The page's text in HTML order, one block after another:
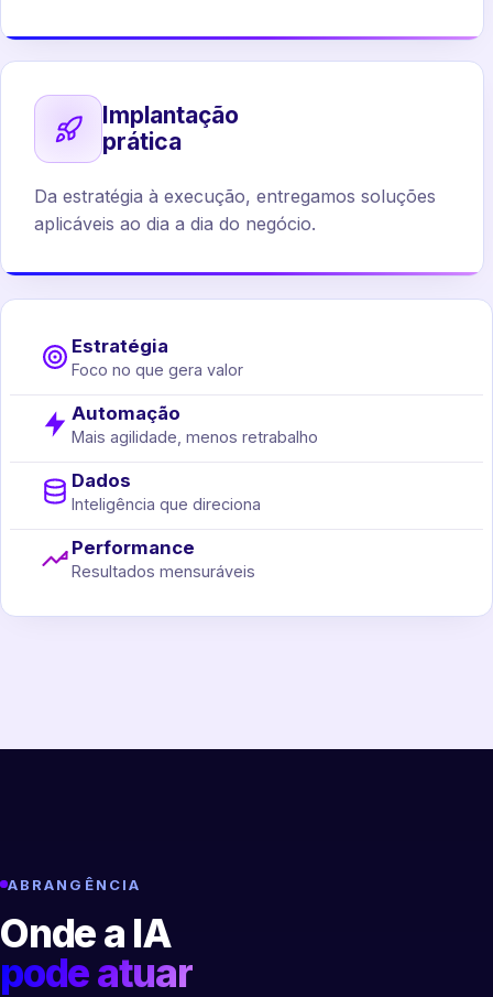
Implantação
prática
Da estratégia à execução, entregamos soluções
aplicáveis ao dia a dia do negócio.
Estratégia
Foco no que gera valor
Automação
Mais agilidade, menos retrabalho
Dados
Inteligência que direciona
Performance
Resultados mensuráveis
ABRANGÊNCIA
Onde a IA
pode atuar